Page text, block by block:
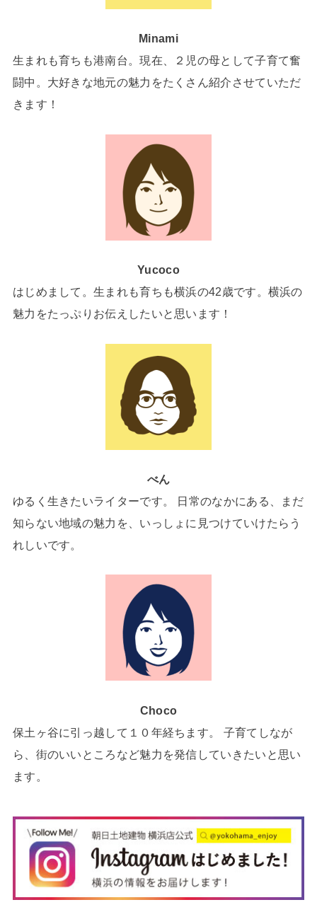
Minami
生まれも育ちも港南台。現在、２児の母として子育て奮
闘中。大好きな地元の魅力をたくさん紹介させていただ
きます！
Yucoco
はじめまして。生まれも育ちも横浜の42歳です。横浜の
魅力をたっぷりお伝えしたいと思います！
べん
ゆるく生きたいライターです。 日常のなかにある、まだ
知らない地域の魅力を、いっしょに見つけていけたらう
れしいです。
Choco
保土ヶ谷に引っ越して１０年経ちます。 子育てしなが
ら、街のいいところなど魅力を発信していきたいと思い
ます。